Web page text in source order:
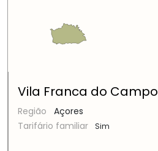
Vila Franca do Campo
Região
Açores
Tarifário familiar
Sim